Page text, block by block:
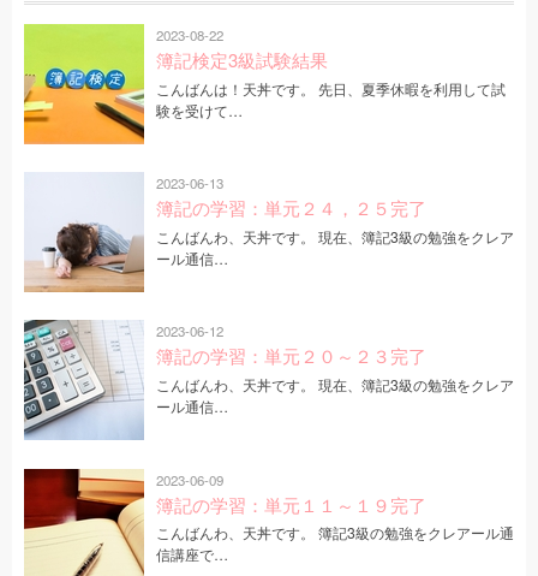
2023-08-22
簿記検定3級試験結果
こんばんは！天丼です。 先日、夏季休暇を利用して試
験を受けて…
2023-06-13
簿記の学習：単元２４，２５完了
こんばんわ、天丼です。 現在、簿記3級の勉強をクレア
ール通信…
2023-06-12
簿記の学習：単元２０～２３完了
こんばんわ、天丼です。 現在、簿記3級の勉強をクレア
ール通信…
2023-06-09
簿記の学習：単元１１～１９完了
こんばんわ、天丼です。 簿記3級の勉強をクレアール通
信講座で…